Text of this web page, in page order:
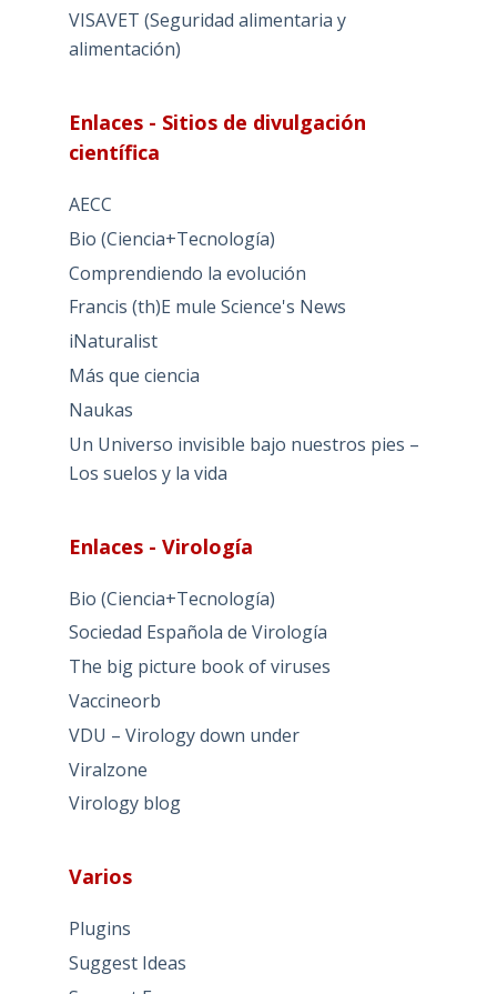
VISAVET (Seguridad alimentaria y
alimentación)
Enlaces - Sitios de divulgación
científica
AECC
Bio (Ciencia+Tecnología)
Comprendiendo la evolución
Francis (th)E mule Science's News
iNaturalist
Más que ciencia
Naukas
Un Universo invisible bajo nuestros pies –
Los suelos y la vida
Enlaces - Virología
Bio (Ciencia+Tecnología)
Sociedad Española de Virología
The big picture book of viruses
Vaccineorb
VDU – Virology down under
Viralzone
Virology blog
Varios
Plugins
Suggest Ideas